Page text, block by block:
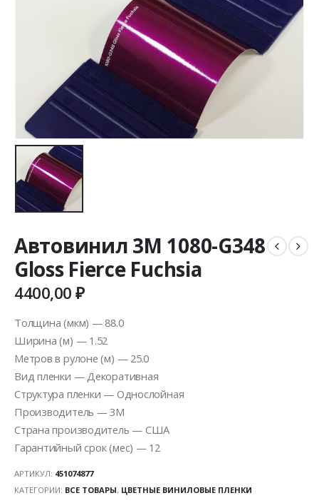
Автовинил 3M 1080-G348
Gloss Fierce Fuchsia
4400,00₽
Толщина (мкм) — 88.0
Ширина (м) — 1.52
Метров в рулоне (м) — 25.0
Вид пленки — Декоративная
Структура пленки — Однослойная
Производитель — 3M
Страна производитель — США
Гарантийный срок (мес) — 12
АРТИКУЛ: 451074877
КАТЕГОРИИ: ВСЕ ТОВАРЫ, ЦВЕТНЫЕ ВИНИЛОВЫЕ ПЛЕНКИ